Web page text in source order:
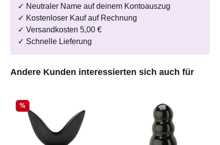
✓ Neutraler Name auf deinem Kontoauszug
✓ Kostenloser Kauf auf Rechnung
✓ Versandkosten 5,00 €
✓ Schnelle Lieferung
Produktgalerie überspringen
Andere Kunden interessierten sich auch für
Rabatt
%